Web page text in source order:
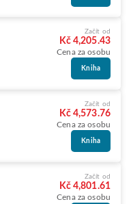
Začít od
Kč 4,205.43
Cena za osobu
Kniha
Začít od
Kč 4,573.76
Cena za osobu
Kniha
Začít od
Kč 4,801.61
Cena za osobu